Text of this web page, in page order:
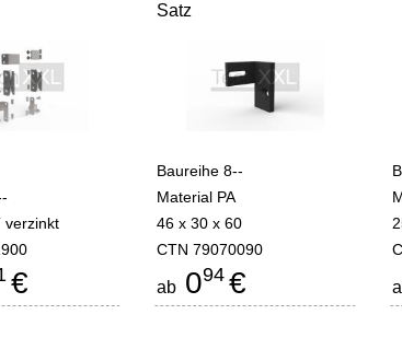
verzinkt
€
Satz
Baureihe 8--
Material PA
46 x 30 x 60
CTN 79070090
ab 094 €